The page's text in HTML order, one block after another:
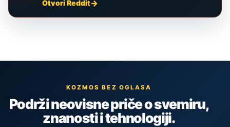
Otvori Reddit
KOZMOS BEZ OGLASA
Podrži neovisne priče o svemiru,
znanosti i tehnologiji.